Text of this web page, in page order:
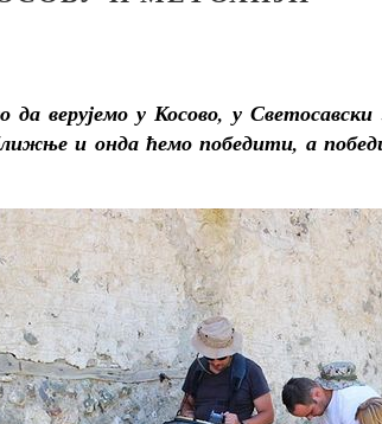
верујемо у Косово, у Светосавски
и онда ћемо победити, а